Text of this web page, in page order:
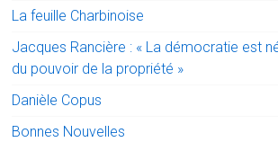
La feuille Charbinoise
Jacques Rancière : « La démocratie est
du pouvoir de la propriété »
Danièle Copus
Bonnes Nouvelles